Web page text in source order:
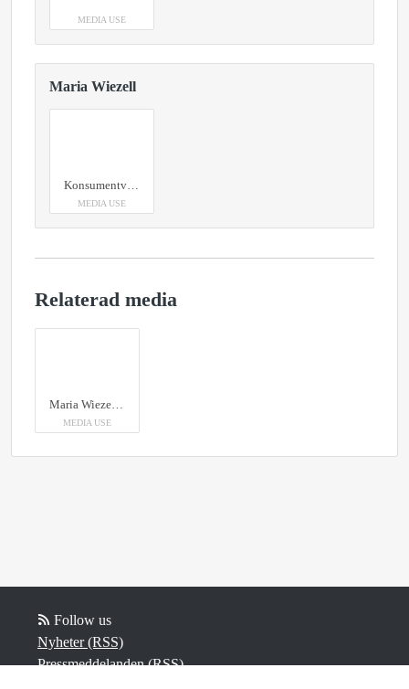
MEDIA USE
Maria Wiezell
Konsumentvägledare Expert på konsumenträtt och konsumentjuridik
MEDIA USE
Relaterad media
Maria Wiezell och Christine Fransholm, konsumentvägledare.
MEDIA USE
Follow us
Nyheter (RSS)
Pressmeddelanden (RSS)